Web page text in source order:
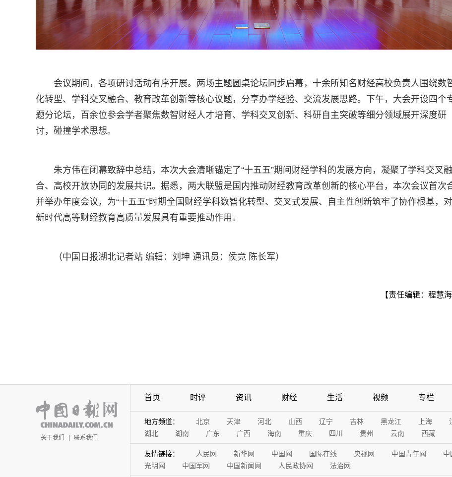
会议期间，各项研讨活动有序开展。两场主题圆桌论坛同步启幕，十余所知名财经高校负责人围绕数
化转型、学科交叉融合、教育改革创新等核心议题，分享办学经验、交流发展思路。下午，大会开设四个
题分论坛，百余位参会学者聚焦数智财经人才培育、学科交叉创新、科研自主突破等细分领域展开深度研
讨，碰撞学术思想。
朱方伟在闭幕致辞中总结，本次大会清晰锚定了“十五五”期间财经学科的发展方向，凝聚了学科交叉融
合、高校开放协同的发展共识。据悉，两大联盟是国内推动财经教育改革创新的核心平台，本次会议首次
并举办年度会议，为“十五五”时期全国财经学科数智化转型、交叉式发展、自主性创新筑牢了协作根基，对
新时代高等财经教育高质量发展具有重要推动作用。
（中国日报湖北记者站 编辑：刘坤 通讯员：侯竟 陈长军）
【责任编辑：程慧海
关于我们 | 联系我们
首页 时评 资讯 财经 生活 视频 专栏
地方频道： 北京 天津 河北 山西 辽宁 吉林 黑龙江 上海
湖北
湖南 广东 广西 海南 重庆 四川 贵州 云南 西藏
友情链接： 人民网 新华网 中国网 国际在线 央视网 中国青年网 中
光明网
中国军网 中国新闻网 人民政协网 法治网